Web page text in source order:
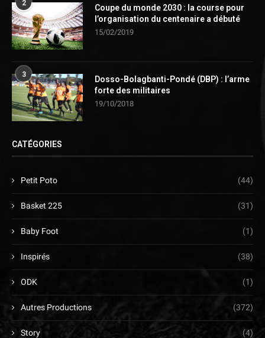
2
Coupe du monde 2030 : la course pour
l’organisation du centenaire a débuté
15/02/2019
3
Dosso-Bolagbanti-Pondé (DBP) : l’arme
forte des militaires
19/10/2018
CATÉGORIES
Petit Poto (44)
Basket 225 (31)
Baby Foot (1)
Inspirés (38)
ODK (1)
Autres Productions (372)
Story (4)